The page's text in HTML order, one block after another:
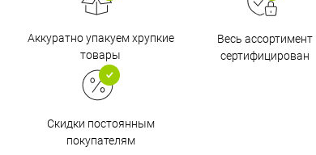
Аккуратно упакуем хрупкие
товары
Весь ассортимент
сертифицирован
Скидки постоянным
покупателям